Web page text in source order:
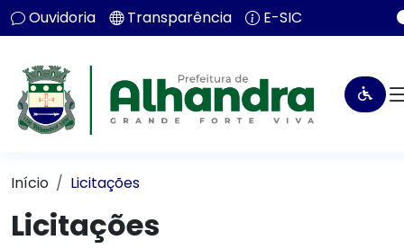
Ouvidoria Transparência E-SIC
Início Licitações
Licitações